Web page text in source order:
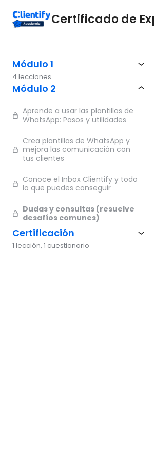
Certificado de
Módulo 1
4 lecciones
Módulo 2
Aprende a usar las plantillas de
WhatsApp: Pasos y utilidades
Crea plantillas de WhatsApp y
mejora las comunicación con
tus clientes
Conoce el Inbox Clientify y todo
lo que puedes conseguir
Dudas y consultas (resuelve
desafíos comunes)
Certificación
1 lección, 1 cuestionario